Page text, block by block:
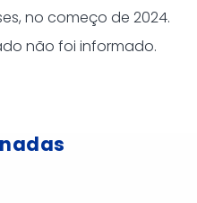
no começo de 2024.
não foi informado.